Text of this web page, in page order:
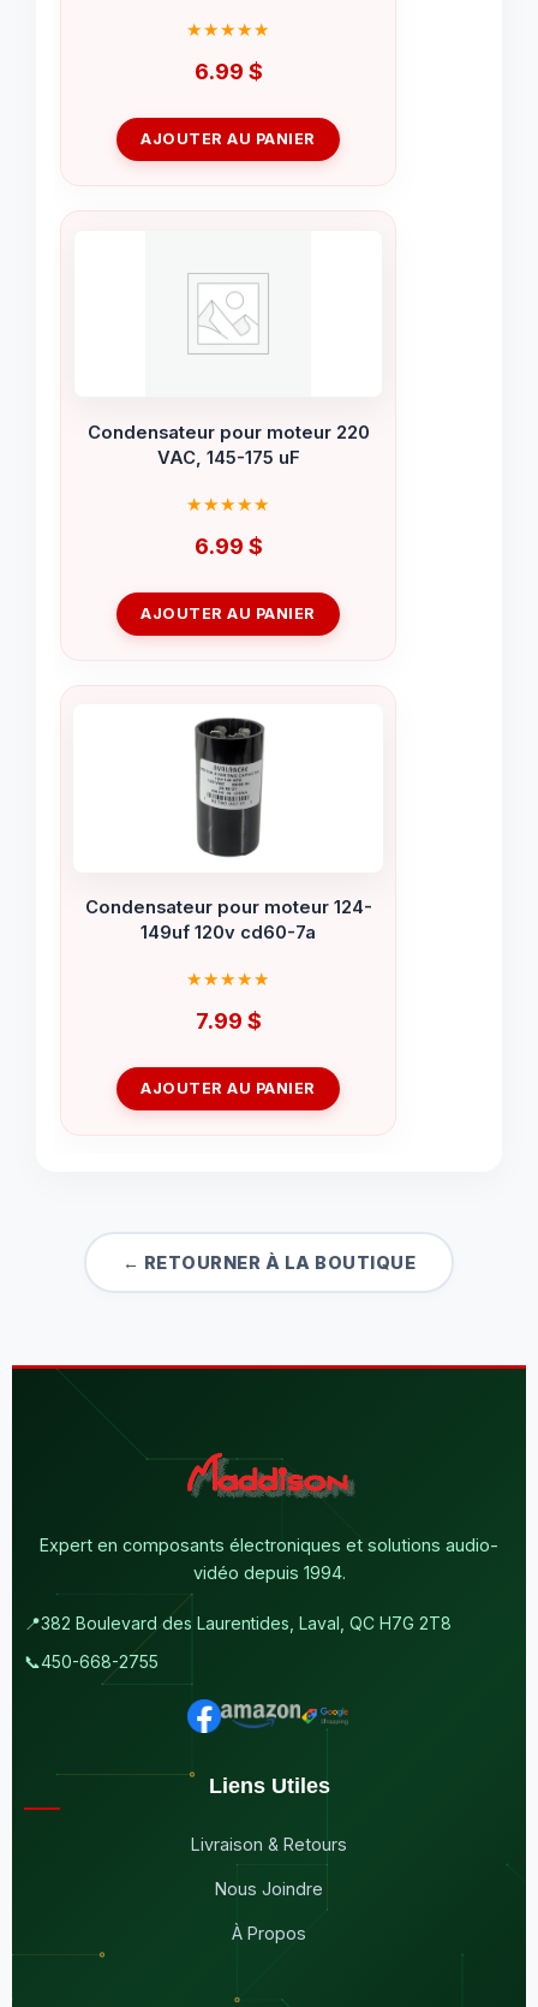
6.99 $
AJOUTER AU PANIER
Condensateur pour moteur 220
VAC, 145-175 uF
6.99 $
AJOUTER AU PANIER
Condensateur pour moteur 124-
149uf 120v cd60-7a
7.99 $
AJOUTER AU PANIER
← RETOURNER À LA BOUTIQUE
Expert en composants électroniques et solutions audio-
vidéo depuis 1994.
📍382 Boulevard des Laurentides, Laval, QC H7G 2T8
📞450-668-2755
Liens Utiles
Livraison & Retours
Nous Joindre
À Propos